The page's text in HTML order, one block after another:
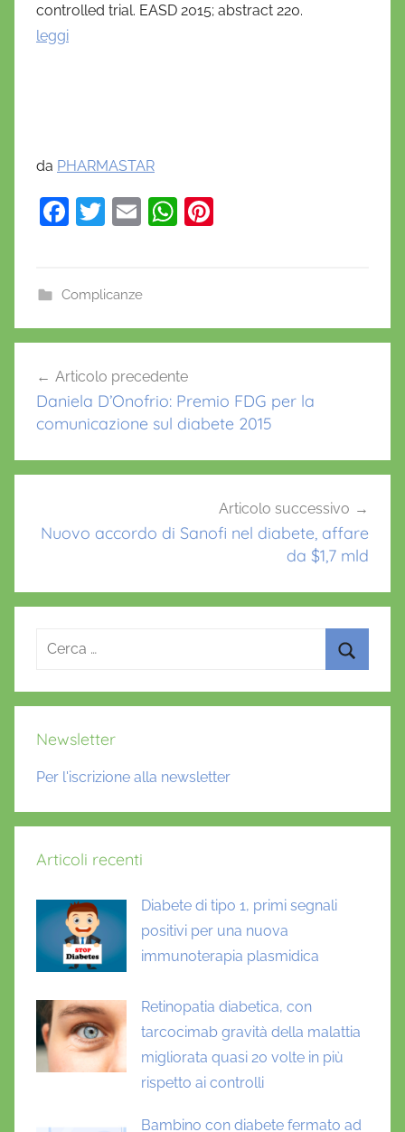
controlled trial. EASD 2015; abstract 220.
leggi
da PHARMASTAR
F
e
b
o
k
T
er
E
l
W
A
p
st
Complicanze
articoli
Articolo precedente
Daniela D’Onofrio: Premio FDG per la
comunicazione sul diabete 2015
Articolo successivo
Nuovo accordo di Sanofi nel diabete, affare
da $1,7 mld
Ricerca
Newsletter
Per l'iscrizione alla newsletter
Articoli recenti
Diabete di tipo 1, primi segnali
positivi per una nuova
immunoterapia plasmidica
Retinopatia diabetica, con
tarcocimab gravità della malattia
migliorata quasi 20 volte in più
rispetto ai controlli
Bambino con diabete fermato ad